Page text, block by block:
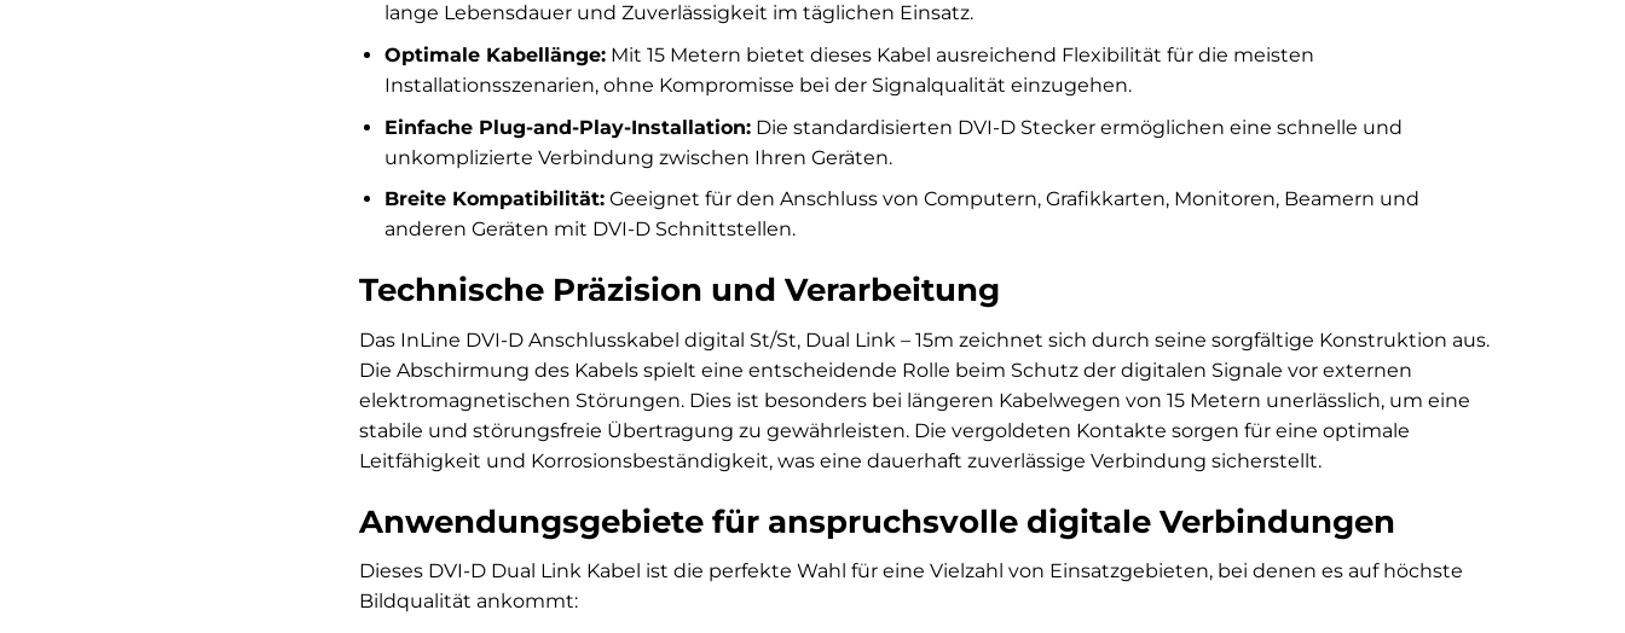
lange Lebensdauer und Zuverlässigkeit im täglichen Einsatz.
Optimale Kabellänge:Mit 15 Metern bietet dieses Kabel ausreichend Flexibilität für die meisten
Installationsszenarien, ohne Kompromisse bei der Signalqualität einzugehen.
Einfache Plug-and-Play-Installation:Die standardisierten DVI-D Stecker ermöglichen eine schnelle und
unkomplizierte Verbindung zwischen Ihren Geräten.
Breite Kompatibilität:Geeignet für den Anschluss von Computern, Grafikkarten, Monitoren, Beamern und
anderen Geräten mit DVI-D Schnittstellen.
Technische Präzision und Verarbeitung
Das InLine DVI-D Anschlusskabel digital St/St, Dual Link – 15m zeichnet sich durch seine sorgfältige Konstruktion aus.
Die Abschirmung des Kabels spielt eine entscheidende Rolle beim Schutz der digitalen Signale vor externen
elektromagnetischen Störungen. Dies ist besonders bei längeren Kabelwegen von 15 Metern unerlässlich, um eine
stabile und störungsfreie Übertragung zu gewährleisten. Die vergoldeten Kontakte sorgen für eine optimale
Leitfähigkeit und Korrosionsbeständigkeit, was eine dauerhaft zuverlässige Verbindung sicherstellt.
Anwendungsgebiete für anspruchsvolle digitale Verbindungen
Dieses DVI-D Dual Link Kabel ist die perfekte Wahl für eine Vielzahl von Einsatzgebieten, bei denen es auf höchste
Bildqualität ankommt: